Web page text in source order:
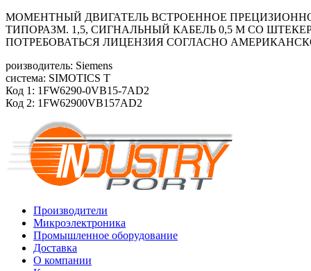
МОМЕНТНЫЙ ДВИГАТЕЛЬ ВСТРОЕННОЕ
ТИПОРАЗМ. 1,5, СИГНАЛЬНЫЙ КАБЕЛЬ 0,5 М СО
ПОТРЕБОВАТЬСЯ ЛИЦЕНЗИЯ СОГЛАСНО
роизводитель: Siemens
система: SIMOTICS T
Код 1: 1FW6290-0VB15-7AD2
Код 2: 1FW62900VB157AD2
Производители
Микроэлектроника
Промышленное оборудование
Доставка
О компании